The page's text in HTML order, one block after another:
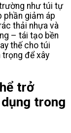
như túi tự
phần giảm áp
thải nhựa và
– tái tạo bền
thế cho túi
trọng để xây
trở
trong